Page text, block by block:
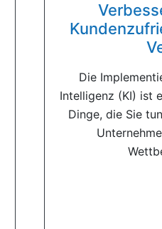
Die
Intelligenz (KI) ist
Dinge, die Sie